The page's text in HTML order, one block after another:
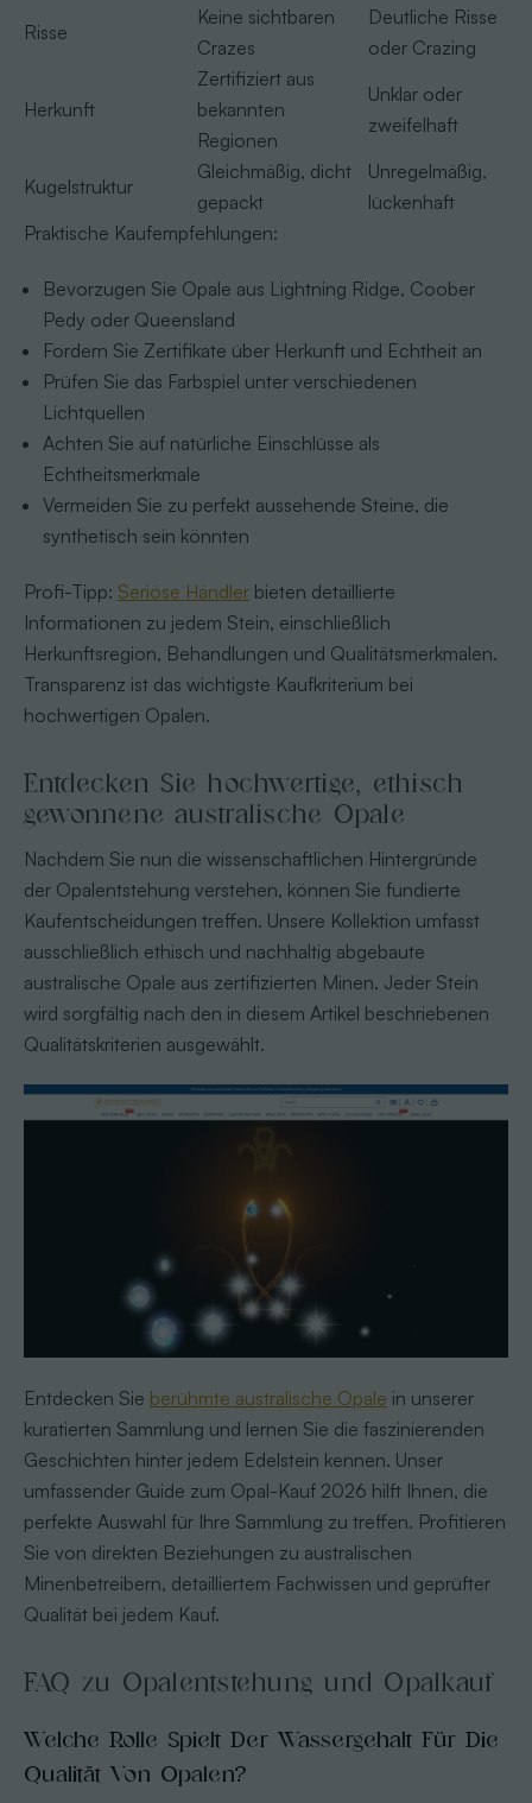
Risse
Keine sichtbaren
Crazes
Deutliche Risse
oder Crazing
Herkunft
Zertifiziert aus
bekannten
Regionen
Unklar oder
zweifelhaft
Kugelstruktur
Gleichmäßig, dicht
gepackt
Unregelmäßig,
lückenhaft
Praktische Kaufempfehlungen:
Bevorzugen Sie Opale aus Lightning Ridge, Coober
Pedy oder Queensland
Fordern Sie Zertifikate über Herkunft und Echtheit an
Prüfen Sie das Farbspiel unter verschiedenen
Lichtquellen
Achten Sie auf natürliche Einschlüsse als
Echtheitsmerkmale
Vermeiden Sie zu perfekt aussehende Steine, die
synthetisch sein könnten
Profi-Tipp: Seriöse Händlerbieten detaillierte
Informationen zu jedem Stein, einschließlich
Herkunftsregion, Behandlungen und Qualitätsmerkmalen.
Transparenz ist das wichtigste Kaufkriterium bei
hochwertigen Opalen.
Entdecken Sie hochwertige, ethisch
gewonnene australische Opale
Nachdem Sie nun die wissenschaftlichen Hintergründe
der Opalentstehung verstehen, können Sie fundierte
Kaufentscheidungen treffen. Unsere Kollektion umfasst
ausschließlich ethisch und nachhaltig abgebaute
australische Opale aus zertifizierten Minen. Jeder Stein
wird sorgfältig nach den in diesem Artikel beschriebenen
Qualitätskriterien ausgewählt.
Entdecken Sie berühmte australische Opale in unserer
kuratierten Sammlung und lernen Sie die faszinierenden
Geschichten hinter jedem Edelstein kennen. Unser
umfassender Guide zum Opal-Kauf 2026 hilft Ihnen, die
perfekte Auswahl für Ihre Sammlung zu treffen. Profitieren
Sie von direkten Beziehungen zu australischen
Minenbetreibern, detailliertem Fachwissen und geprüfter
Qualität bei jedem Kauf.
FAQ zu Opalentstehung und Opalkauf
Welche Rolle Spielt Der Wassergehalt Für Die
Qualität Von Opalen?